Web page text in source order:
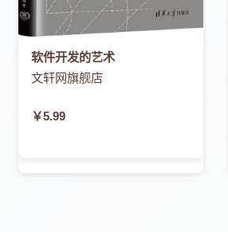
软件开发的艺术
文轩网旗舰店
￥5.99